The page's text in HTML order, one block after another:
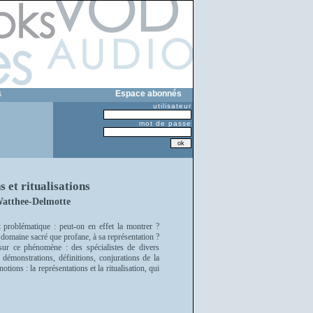
Espace abonnés
utilisateur
mot de passe
et ritualisations
Delmotte
: peut-on en effet la montrer ?
sacré que profane, à sa représentation ?
ce phénomène : des spécialistes de divers
définitions, conjurations de la
: la représentations et la ritualisation, qui